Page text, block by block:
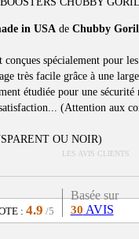
in USAde Chubby
conçues spécialement pour
très facile grâce à une
étudiée pour une
(Attention aux
OU NOIR)
LES AVIS CLIENTS
: 4.9 /5
Basée sur
30 AVIS